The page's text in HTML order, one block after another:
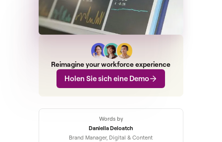
Reimagine your workforce experience
Holen Sie sich eine Demo
Words by
Daniella Deloatch
Brand Manager, Digital & Content